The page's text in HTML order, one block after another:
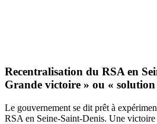
Recentralisation du RSA en
Grande victoire » ou «
Le gouvernement se dit prêt à
RSA en Seine-Saint-Denis. Une victoire